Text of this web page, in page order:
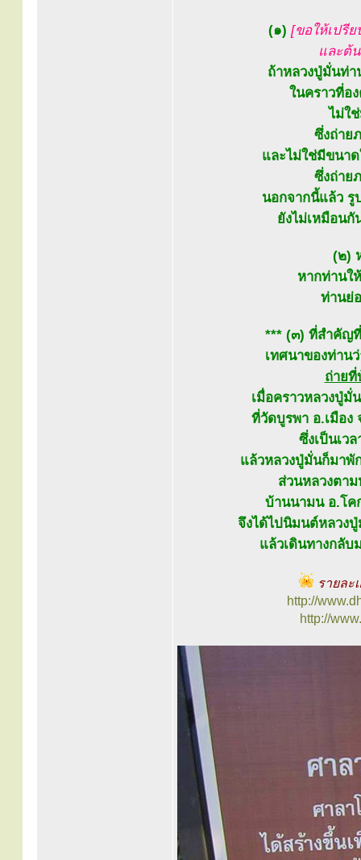
(๑) [ขอให้เปรี
และต้
ถ้าหลวงปู่มั่นท่
ในคราวที่อ
ไม่ใ
ซึ่งถ่าย
และไม่ใช่มีขนา
ซึ่งถ่าย
นอกจากนี้แล้ว รู
ยังไม่เหมือนกั
(๒)
หากท่านใ
ท่านย่
*** (๓) ที่สำคัญ
เทศนาของท่าน
ถ่าย
เมื่อคราวหลวงปู่มั่
ที่วัดบูรพา อ.เมือ
ซึ่งเป็นเว
แล้วหลวงปู่มั่นก็มาพั
ส่วนหลวงตา
บ้านนามน อ.โค
จึงได้ไปนิมนต์หลวง
แล้วเดินทางกลั
รายละ
http://
http://